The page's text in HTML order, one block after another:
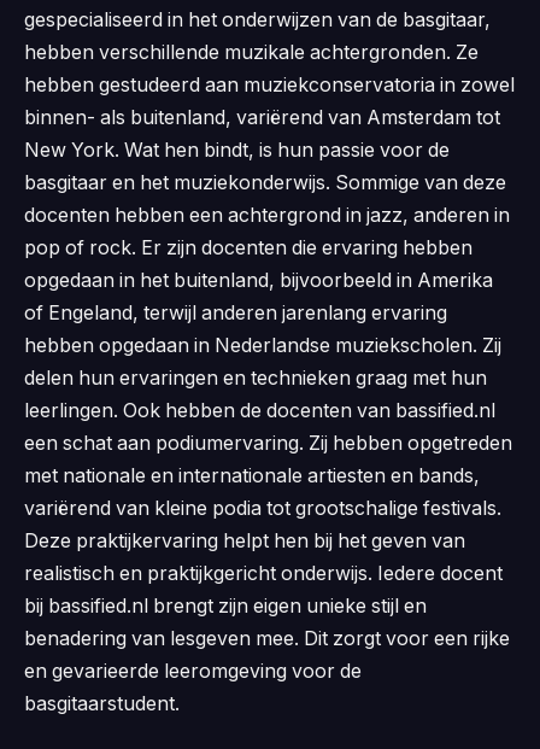
gespecialiseerd in het onderwijzen van de basgitaar,
hebben verschillende muzikale achtergronden. Ze
hebben gestudeerd aan muziekconservatoria in zowel
binnen- als buitenland, variërend van Amsterdam tot
New York. Wat hen bindt, is hun passie voor de
basgitaar en het muziekonderwijs. Sommige van deze
docenten hebben een achtergrond in jazz, anderen in
pop of rock. Er zijn docenten die ervaring hebben
opgedaan in het buitenland, bijvoorbeeld in Amerika
of Engeland, terwijl anderen jarenlang ervaring
hebben opgedaan in Nederlandse muziekscholen. Zij
delen hun ervaringen en technieken graag met hun
leerlingen. Ook hebben de docenten van bassified.nl
een schat aan podiumervaring. Zij hebben opgetreden
met nationale en internationale artiesten en bands,
variërend van kleine podia tot grootschalige festivals.
Deze praktijkervaring helpt hen bij het geven van
realistisch en praktijkgericht onderwijs. Iedere docent
bij bassified.nl brengt zijn eigen unieke stijl en
benadering van lesgeven mee. Dit zorgt voor een rijke
en gevarieerde leeromgeving voor de
basgitaarstudent.